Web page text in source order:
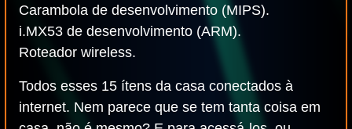
Carambola de desenvolvimento (MIPS).
i.MX53 de desenvolvimento (ARM).
Roteador wireless.
Todos esses 15 ítens da casa conectados à
internet. Nem parece que se tem tanta coisa em